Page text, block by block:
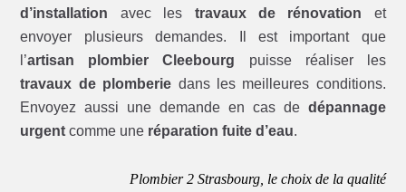
d’installation avec les travaux de rénovation et
envoyer plusieurs demandes. Il est important que
l’artisan plombier Cleebourg puisse réaliser les
travaux de plomberie dans les meilleures conditions.
Envoyez aussi une demande en cas de dépannage
urgent comme une réparation fuite d’eau.
Plombier 2 Strasbourg, le choix de la qualité